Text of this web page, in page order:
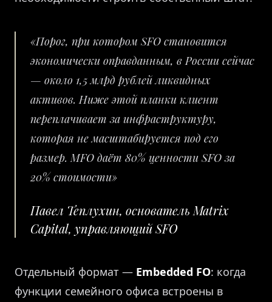
«Порог, при котором SFO становится
экономически оправданным, в России сейчас
— около 1,5 млрд рублей ликвидных
активов. Ниже этой планки клиент
переплачивает за инфраструктуру,
которая не масштабируется под его
размер. MFO даёт 80% ценности SFO за
20% стоимости»
Павел Теплухин, основатель Matrix
Capital, управляющий SFO
Отдельный формат — Embedded FO: когда
функции семейного офиса встроены в